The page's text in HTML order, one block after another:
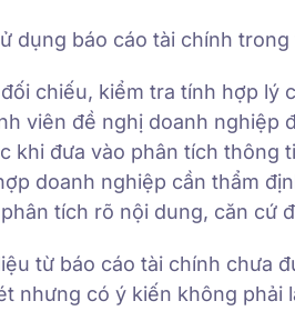
dụng báo cáo tài chính
đối chiếu, kiểm tra tính hợp lý
viên đề nghị doanh nghiệp
khi đưa vào phân tích thông
doanh nghiệp cần thẩm
tích rõ nội dung, căn cứ
từ báo cáo tài chính chưa
nhưng có ý kiến không